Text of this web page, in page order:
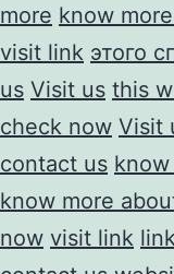
more know
visit link этого
us Visit us this
check now Visit
contact us
know more
now visit link link